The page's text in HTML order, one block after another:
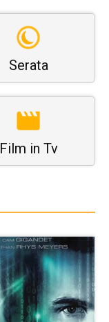
Serata
Film in Tv